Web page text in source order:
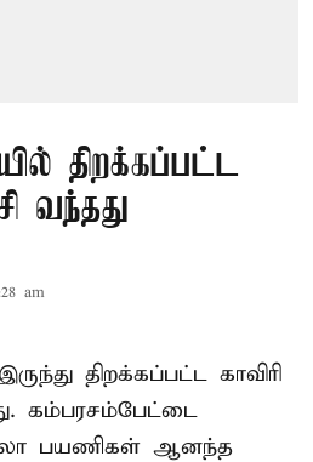
திறக்கப்பட்ட
வந்தது
am
திறக்கப்பட்ட காவிரி
கம்பரசம்பேட்டை
பயணிகள் ஆனந்த